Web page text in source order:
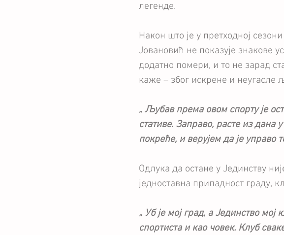
легенде.
Након што је у претходној
Јовановић не показује знакове
додатно помери, и то не зарад
каже – због искрене и неугасле
„ Љубав према овом спорту је
стативе. Заправо, расте из
покреће, и верујем да је управо
Одлука да остане у Јединству
једноставна припадност граду,
„ Уб је мој град, а Јединство
спортиста и као човек. Клуб